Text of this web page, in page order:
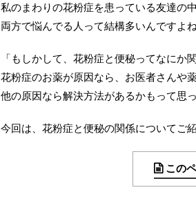
私のまわりの花粉症を患っている友達の
両方で悩んでる人って結構多いんですよ
「もしかして、花粉症と便秘ってなに
花粉症のお薬が原因なら、お医者さんや
他の原因なら解決方法があるかもって思
今回は、花粉症と便秘の関係についてご
この